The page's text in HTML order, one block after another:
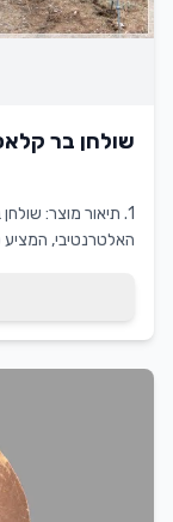
שולחן בר
1.
האלטרנטיבי, המציע
וחומרי הגלם
אירוע, תוך שמירה
אידיאלי לשדרוג